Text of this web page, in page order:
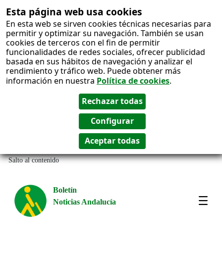
Esta página web usa cookies
En esta web se sirven cookies técnicas necesarias para
permitir y optimizar su navegación. También se usan
cookies de terceros con el fin de permitir
funcionalidades de redes sociales, ofrecer publicidad
basada en sus hábitos de navegación y analizar el
rendimiento y tráfico web. Puede obtener más
información en nuestra Política de cookies.
Salto al contenido
Boletín
Noticias Andalucía